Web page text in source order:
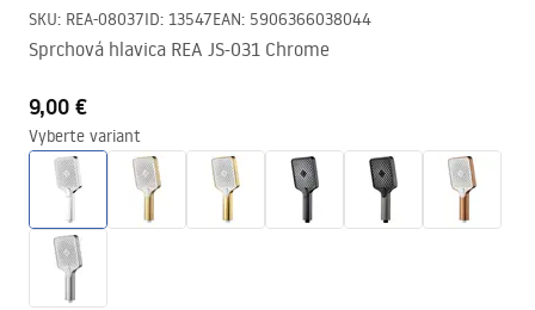
SKU: REA-08037ID: 13547EAN: 5906366038044
Sprchová hlavica REA JS-031 Chrome
9,00 €
Vyberte variant